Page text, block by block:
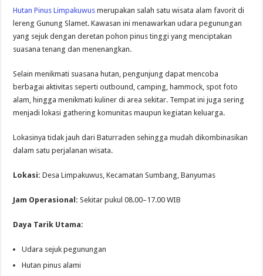
Hutan Pinus Limpakuwus merupakan salah satu wisata alam favorit di
lereng Gunung Slamet. Kawasan ini menawarkan udara pegunungan
yang sejuk dengan deretan pohon pinus tinggi yang menciptakan
suasana tenang dan menenangkan.
Selain menikmati suasana hutan, pengunjung dapat mencoba
berbagai aktivitas seperti outbound, camping, hammock, spot foto
alam, hingga menikmati kuliner di area sekitar. Tempat ini juga sering
menjadi lokasi gathering komunitas maupun kegiatan keluarga.
Lokasinya tidak jauh dari Baturraden sehingga mudah dikombinasikan
dalam satu perjalanan wisata.
Lokasi: Desa Limpakuwus, Kecamatan Sumbang, Banyumas
Jam Operasional: Sekitar pukul 08.00–17.00 WIB
Daya Tarik Utama:
Udara sejuk pegunungan
Hutan pinus alami